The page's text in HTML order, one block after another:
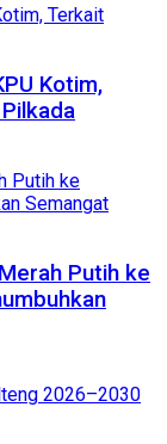
Kotim,
Putih ke